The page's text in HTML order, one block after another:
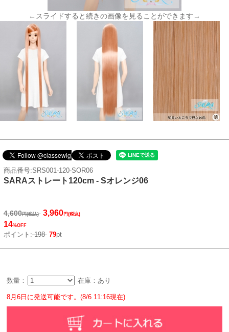
←スライドすると続きの画像を見ることができます→
商品番号:SRS001-120-SOR06
SARAストレート120cm - Sオレンジ06
4,600円(税込) 3,960円(税込)
14%OFF
ポイント:198 79pt
数量： 在庫：あり
8月6日に発送可能です。(8/6 11:16現在)